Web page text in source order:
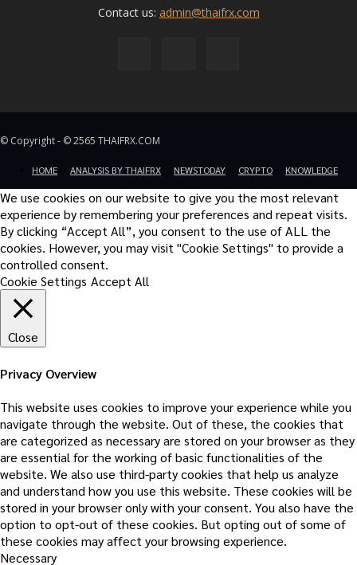
Contact us: admin@thaifrx.com
© Copyright - © 2565 THAIFRX.COM
HOME ANALYSIS BY THAIFRX NEWSTODAY CRYPTO KNOWLEDGE
We use cookies on our website to give you the most relevant
experience by remembering your preferences and repeat visits.
By clicking “Accept All”, you consent to the use of ALL the
cookies. However, you may visit "Cookie Settings" to provide a
controlled consent.
Cookie Settings Accept All
Close
Privacy Overview
This website uses cookies to improve your experience while you
navigate through the website. Out of these, the cookies that
are categorized as necessary are stored on your browser as they
are essential for the working of basic functionalities of the
website. We also use third-party cookies that help us analyze
and understand how you use this website. These cookies will be
stored in your browser only with your consent. You also have the
option to opt-out of these cookies. But opting out of some of
these cookies may affect your browsing experience.
Necessary